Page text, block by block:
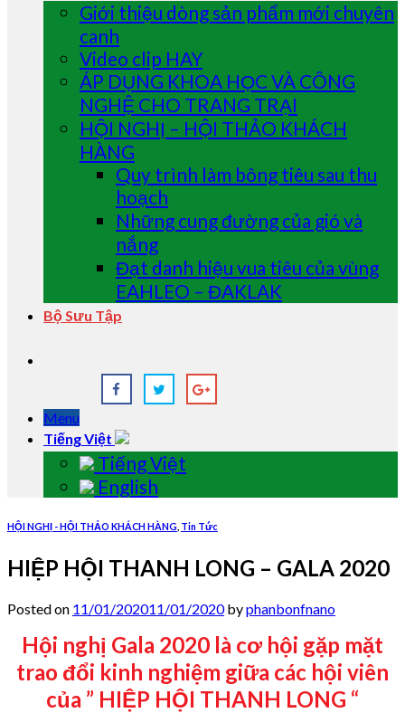
Giới thiệu dòng sản phẩm mới chuyên
canh
Video clip HAY
ÁP DỤNG KHOA HỌC VÀ CÔNG
NGHỆ CHO TRANG TRẠI
HỘI NGHỊ – HỘI THẢO KHÁCH
HÀNG
Quy trình làm bông tiêu sau thu
hoạch
Những cung đường của gió và
nắng
Đạt danh hiệu vua tiêu của vùng
EAHLEO – ĐAKLAK
Bộ Sưu Tập
Menu
Tiếng Việt
Tiếng Việt
English
HỘI NGHỊ - HỘI THẢO KHÁCH HÀNG Tin Tức
HIỆP HỘI THANH LONG – GALA 2020
Posted on 11/01/202011/01/2020byphanbonfnano
Hội nghị Gala 2020 là cơ hội gặp mặt
trao đổi kinh nghiệm giữa các hội viên
của ” HIỆP HỘI THANH LONG “